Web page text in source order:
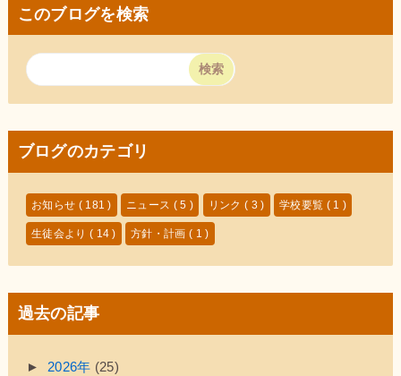
このブログを検索
ブログのカテゴリ
お知らせ ( 181 ) ニュース ( 5 ) リンク ( 3 ) 学校要覧 ( 1 )
生徒会より ( 14 ) 方針・計画( 1 )
過去の記事
► 2026年 (25)